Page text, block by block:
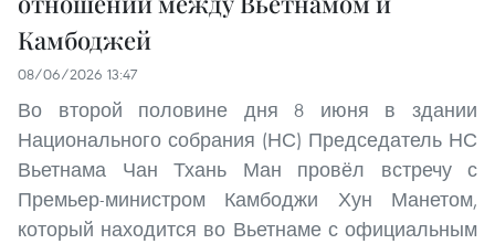
Камбоджей
08/06/2026 13:47
Во второй половине дня 8 июня в здании
Национального собрания (НС) Председатель НС
Вьетнама Чан Тхань Ман провёл встречу с
Премьер-министром Камбоджи Хун Манетом,
который находится во Вьетнаме с официальным